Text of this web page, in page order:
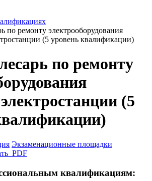
по ремонту электрооборудования
(5 уровень квалификации)
по ремонту
(5
Экзаменационные площадки
PDF
квалификациям: